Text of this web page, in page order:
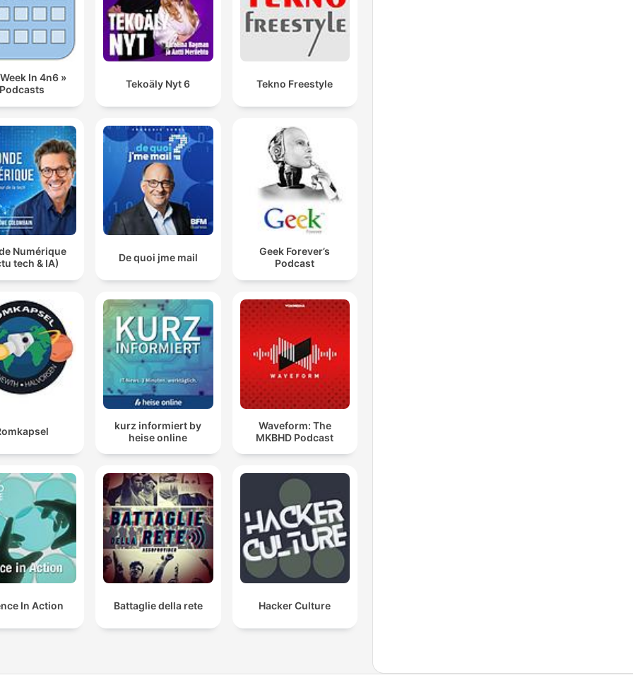
In 4n6 »
Tekoäly Nyt 6 Tekno Freestyle
Numérique
tech & IA)
De quoi jme mail
Geek Forever’s
Podcast
kurz informiert by
heise online
Waveform: The
MKBHD Podcast
In Action Battaglie della rete Hacker Culture